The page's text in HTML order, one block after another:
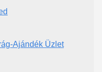
Ajándék Üzlet